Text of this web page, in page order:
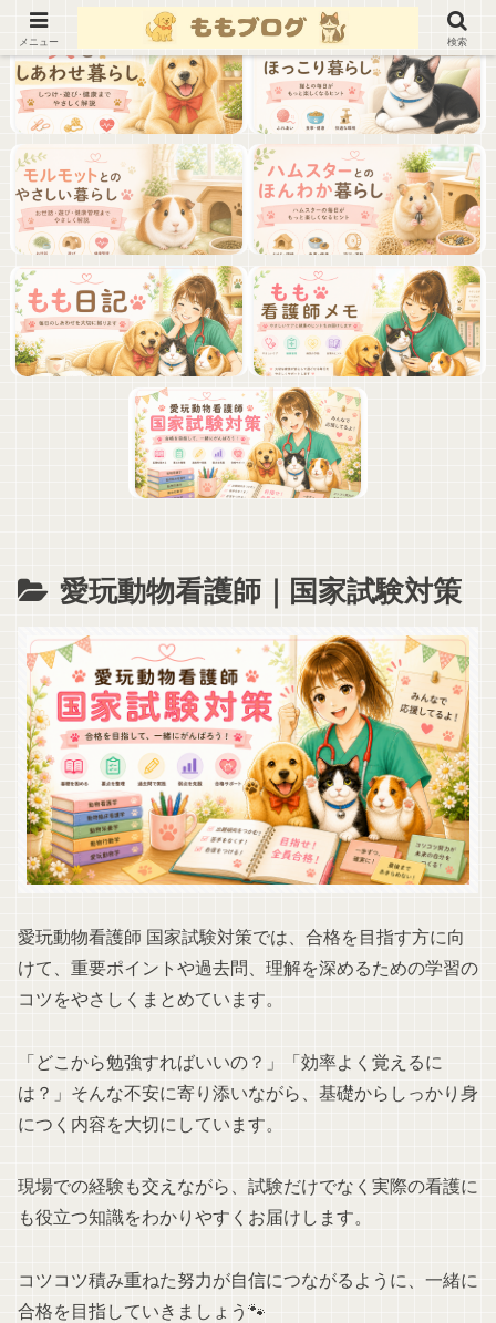
愛玩動物看護師｜国家試験対策
愛玩動物看護師 国家試験対策では、合格を目指す方に向
けて、重要ポイントや過去問、理解を深めるための学習の
コツをやさしくまとめています。
「どこから勉強すればいいの？」「効率よく覚えるに
は？」そんな不安に寄り添いながら、基礎からしっかり身
につく内容を大切にしています。
現場での経験も交えながら、試験だけでなく実際の看護に
も役立つ知識をわかりやすくお届けします。
コツコツ積み重ねた努力が自信につながるように、一緒に
合格を目指していきましょう🐾
メニュー 検索